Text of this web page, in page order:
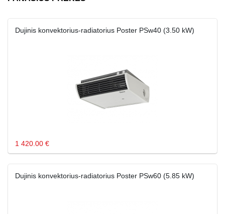
Dujinis konvektorius-radiatorius Poster PSw40 (3.50 kW)
1 420.00 €
Dujinis konvektorius-radiatorius Poster PSw60 (5.85 kW)